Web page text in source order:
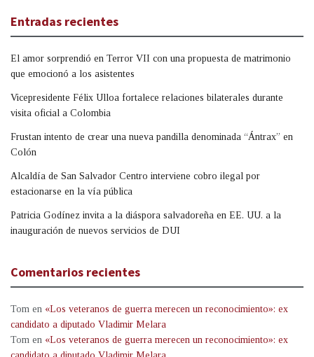
Entradas recientes
El amor sorprendió en Terror VII con una propuesta de matrimonio
que emocionó a los asistentes
Vicepresidente Félix Ulloa fortalece relaciones bilaterales durante
visita oficial a Colombia
Frustan intento de crear una nueva pandilla denominada “Ántrax” en
Colón
Alcaldía de San Salvador Centro interviene cobro ilegal por
estacionarse en la vía pública
Patricia Godínez invita a la diáspora salvadoreña en EE. UU. a la
inauguración de nuevos servicios de DUI
Comentarios recientes
Tom en «Los veteranos de guerra merecen un reconocimiento»: ex
candidato a diputado Vladimir Melara
Tom en «Los veteranos de guerra merecen un reconocimiento»: ex